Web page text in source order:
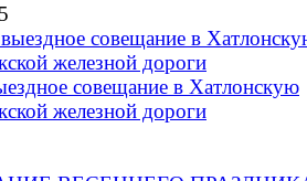
совещание в Хатлонскую
железной дороги